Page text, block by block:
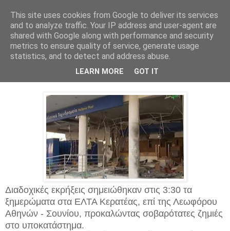
Πέμπτη 27 Ιουνίου 2019
Διαδοχικές εκρήξεις στα ΕΛΤΑ Κερατέας
Διαδοχικές εκρήξεις σημειώθηκαν στις 3:30 τα
ξημερώματα στα ΕΛΤΑ Κερατέας, επί της Λεωφόρου
Αθηνών - Σουνίου, προκαλώντας σοβαρότατες ζημιές
στο υποκατάστημα.
This site uses cookies from Google to deliver its services
and to analyze traffic. Your IP address and user-agent are
shared with Google along with performance and security
metrics to ensure quality of service, generate usage
statistics, and to detect and address abuse.
LEARN MORE GOT IT